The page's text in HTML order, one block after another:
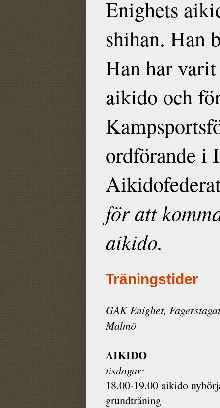
Enighets
shihan. Han
Han har
aikido och
ordförande i
för att
aikido.
Träningstider
GAK Enighet,
Malmö
AIKIDO
tisdagar:
18.00-19.00 aikido
grundträning